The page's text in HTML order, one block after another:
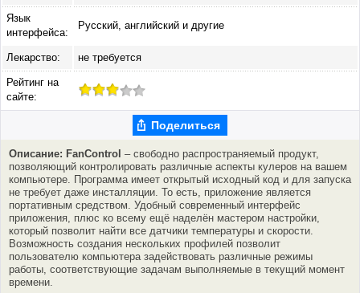
Язык
интерфейса:
Русский, английский и другие
Лекарство: не требуется
Рейтинг на
сайте:
Поделиться
Описание: FanControl – cвободно распространяемый продукт,
позволяющий контролировать различные аспекты кулеров на вашем
компьютере. Программа имеет открытый исходный код и для запуска
не требует даже инсталляции. То есть, приложение является
портативным средством. Удобный современный интерфейс
приложения, плюс ко всему ещё наделён мастером настройки,
который позволит найти все датчики температуры и скорости.
Возможность создания нескольких профилей позволит
пользователю компьютера задействовать различные режимы
работы, соответствующие задачам выполняемые в текущий момент
времени.